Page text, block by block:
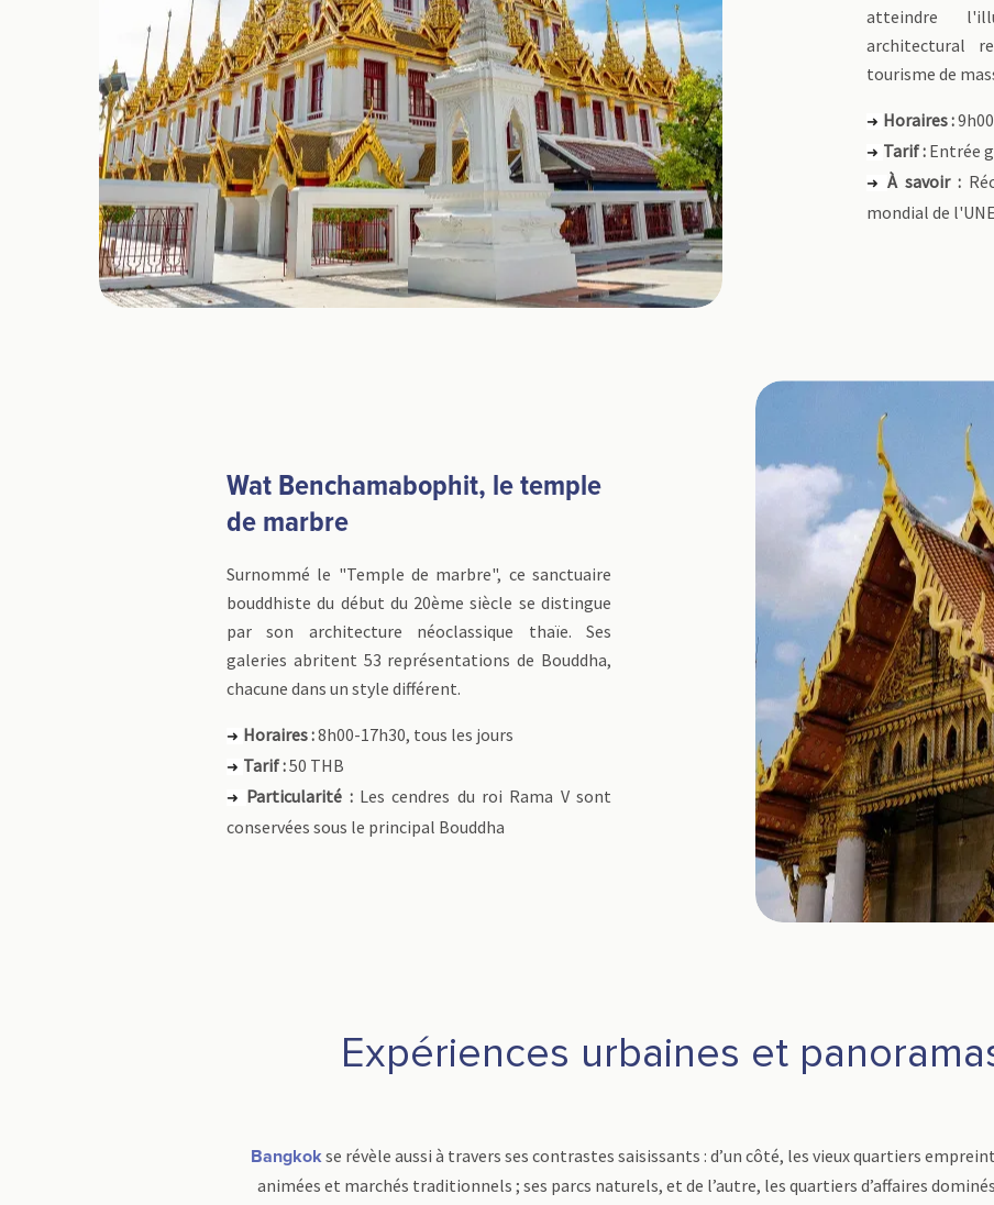
atteindre
architectural
tourisme de
➜ Horaires :
➜ Tarif : Entrée
➜ À savoir :
mondial de
Wat Benchamabophit, le temple
de marbre
Surnommé le "Temple de marbre", ce sanctuaire
bouddhiste du début du 20ème siècle se distingue
par son architecture néoclassique thaïe. Ses
galeries abritent 53 représentations de Bouddha,
chacune dans un style différent.
➜ Horaires :8h00-17h30, tous les jours
➜ Tarif :50 THB
➜ Particularité :Les cendres du roi Rama V sont
conservées sous le principal Bouddha
Expériences urbaines et
Bangkok se révèle aussi à travers ses contrastes saisissants : d’un côté, les vieux quartiers
animées et marchés traditionnels ; ses parcs naturels, et de l’autre, les quartiers d’affaires